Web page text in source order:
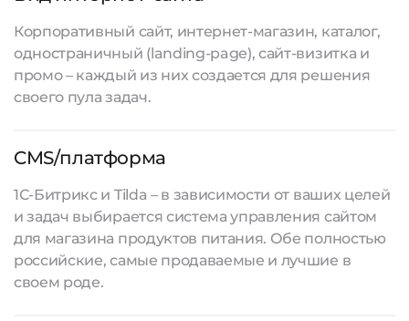
Корпоративный сайт, интернет-магазин, каталог,
одностраничный (landing-page), сайт-визитка и
промо – каждый из них создается для решения
своего пула задач.
CMS/платформа
1С-Битрикс и Tilda – в зависимости от ваших целей
и задач выбирается система управления сайтом
для магазина продуктов питания. Обе полностью
российские, самые продаваемые и лучшие в
своем роде.